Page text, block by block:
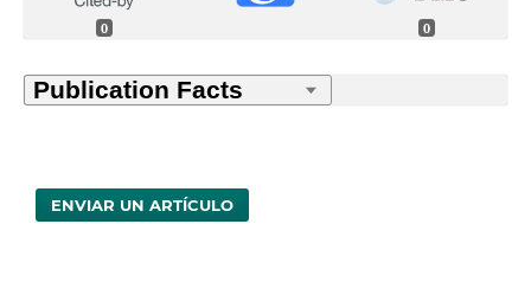
0 0
ENVIAR UN ARTÍCULO